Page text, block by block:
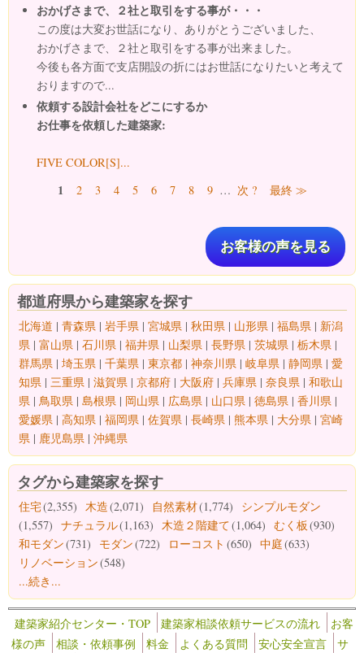
おかげさまで、２社と取引をする事が・・・
この度は大変お世話になり、ありがとうございました、
おかげさまで、２社と取引をする事が出来ました。
今後も各方面で支店開設の折にはお世話になりたいと考えて
おりますので...
依頼する設計会社をどこにするか
お仕事を依頼した建築家:
FIVE COLOR[S]...
ページ1 2 3 4 5 6 7 8 9 … 次 ? 最終 ≫
お客様の声を見る
都道府県から建築家を探す
北海道 | 青森県 | 岩手県 | 宮城県 | 秋田県 | 山形県 | 福島県 | 新潟
県 | 富山県 | 石川県 | 福井県 | 山梨県 | 長野県 | 茨城県 | 栃木県 |
群馬県 | 埼玉県 | 千葉県 | 東京都 | 神奈川県 | 岐阜県 | 静岡県 | 愛
知県 | 三重県 | 滋賀県 | 京都府 | 大阪府 | 兵庫県 | 奈良県 | 和歌山
県 | 鳥取県 | 島根県 | 岡山県 | 広島県 | 山口県 | 徳島県 | 香川県 |
愛媛県 | 高知県 | 福岡県 | 佐賀県 | 長崎県 | 熊本県 | 大分県 | 宮崎
県 | 鹿児島県 | 沖縄県
タグから建築家を探す
住宅(2,355) 木造(2,071) 自然素材(1,774)
シンプルモダン
(1,557) ナチュラル(1,163) 木造２階建て(1,064) むく板 (930)
和モダン(731) モダン(722) ローコスト (650) 中庭(633)
リノベーション(548)
...続き...
建築家紹介センター・TOP 建築家相談依頼サービスの流れ
お客
様の声
相談・依頼事例 料金 よくある質問 安心安全宣言
サ